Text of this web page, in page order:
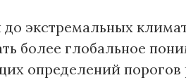
экстремальных
более глобальное
определений